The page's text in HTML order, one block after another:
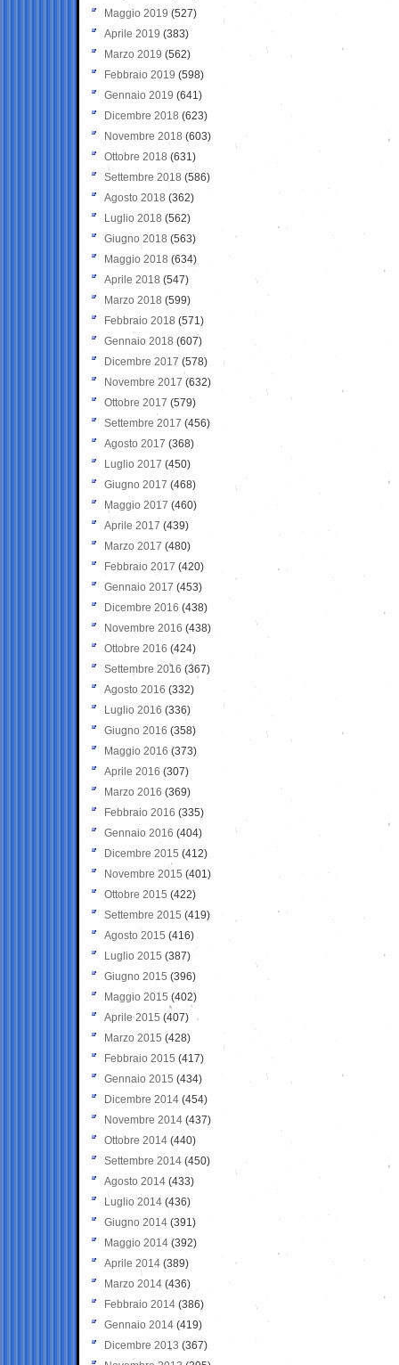
Maggio 2019 (527)
Aprile 2019 (383)
Marzo 2019 (562)
Febbraio 2019 (598)
Gennaio 2019 (641)
Dicembre 2018 (623)
Novembre 2018 (603)
Ottobre 2018 (631)
Settembre 2018 (586)
Agosto 2018 (362)
Luglio 2018 (562)
Giugno 2018 (563)
Maggio 2018 (634)
Aprile 2018 (547)
Marzo 2018 (599)
Febbraio 2018 (571)
Gennaio 2018 (607)
Dicembre 2017 (578)
Novembre 2017 (632)
Ottobre 2017 (579)
Settembre 2017 (456)
Agosto 2017 (368)
Luglio 2017 (450)
Giugno 2017 (468)
Maggio 2017 (460)
Aprile 2017 (439)
Marzo 2017 (480)
Febbraio 2017 (420)
Gennaio 2017 (453)
Dicembre 2016 (438)
Novembre 2016 (438)
Ottobre 2016 (424)
Settembre 2016 (367)
Agosto 2016 (332)
Luglio 2016 (336)
Giugno 2016 (358)
Maggio 2016 (373)
Aprile 2016 (307)
Marzo 2016 (369)
Febbraio 2016 (335)
Gennaio 2016 (404)
Dicembre 2015 (412)
Novembre 2015 (401)
Ottobre 2015 (422)
Settembre 2015 (419)
Agosto 2015 (416)
Luglio 2015 (387)
Giugno 2015 (396)
Maggio 2015 (402)
Aprile 2015 (407)
Marzo 2015 (428)
Febbraio 2015 (417)
Gennaio 2015 (434)
Dicembre 2014 (454)
Novembre 2014 (437)
Ottobre 2014 (440)
Settembre 2014 (450)
Agosto 2014 (433)
Luglio 2014 (436)
Giugno 2014 (391)
Maggio 2014 (392)
Aprile 2014 (389)
Marzo 2014 (436)
Febbraio 2014 (386)
Gennaio 2014 (419)
Dicembre 2013 (367)